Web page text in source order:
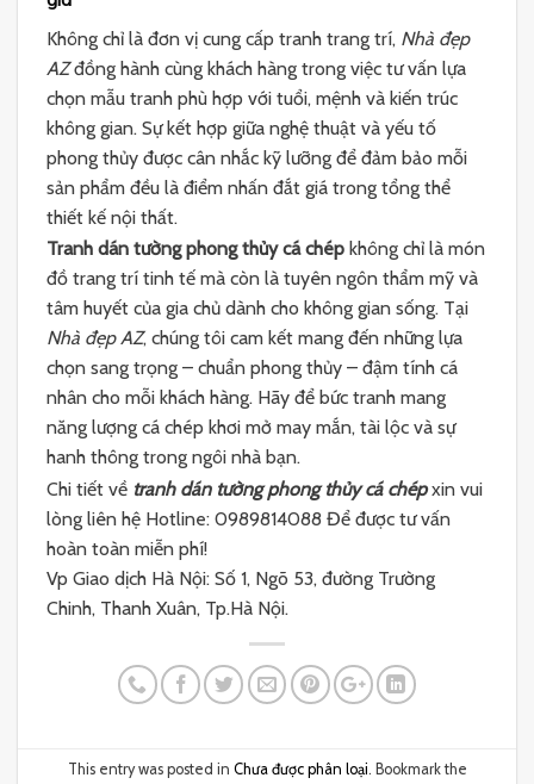
Không chỉ là đơn vị cung cấp tranh trang trí, Nhà đẹp
AZđồng hành cùng khách hàng trong việc tư vấn lựa
chọn mẫu tranh phù hợp với tuổi, mệnh và kiến trúc
không gian. Sự kết hợp giữa nghệ thuật và yếu tố
phong thủy được cân nhắc kỹ lưỡng để đảm bảo mỗi
sản phẩm đều là điểm nhấn đắt giá trong tổng thể
thiết kế nội thất.
Tranh dán tường phong thủy cá chép không chỉ là món
đồ trang trí tinh tế mà còn là tuyên ngôn thẩm mỹ và
tâm huyết của gia chủ dành cho không gian sống. Tại
Nhà đẹp AZ, chúng tôi cam kết mang đến những lựa
chọn sang trọng – chuẩn phong thủy – đậm tính cá
nhân cho mỗi khách hàng. Hãy để bức tranh mang
năng lượng cá chép khơi mở may mắn, tài lộc và sự
hanh thông trong ngôi nhà bạn.
Chi tiết về tranh dán tường phong thủy cá chép xin vui
lòng liên hệ Hotline: 0989814088 Để được tư vấn
hoàn toàn miễn phí!
Vp Giao dịch Hà Nội: Số 1, Ngõ 53, đường Trường
Chinh, Thanh Xuân, Tp.Hà Nội.
This entry was posted in Chưa được phân loại. Bookmark the